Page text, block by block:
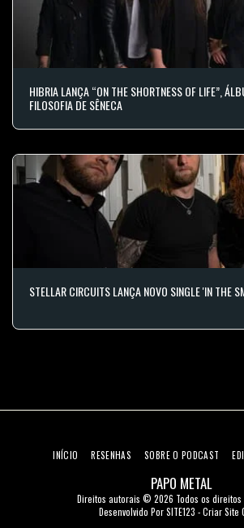
HIBRIA LANÇA “ON THE SHORTNESS OF LIFE”,
FILOSOFIA DE SÊNECA
STELLAR CIRCUITS LANÇA NOVO SINGLE 'IN THE
PAPO METAL
Direitos autorais © 2026 Todos os direitos
Desenvolvido PorSITE123 -Criar Site
INÍCIO RESENHAS SOBRE O PODCAST